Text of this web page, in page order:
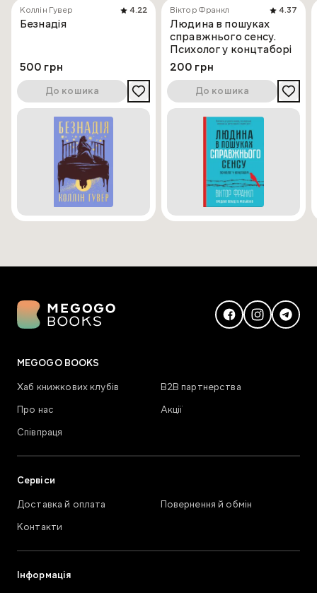
Коллін Гувер
4.22
Безнадія
500 грн
До кошика
Віктор Франкл
4.37
Людина в пошуках
справжнього сенсу.
Психолог у концтаборі
200 грн
До кошика
MEGOGO BOOKS
Хаб книжкових клубів
В2В партнерства
Про нас
Акції
Співпраця
Сервіси
Доставка й оплата
Повернення й обмін
Контакти
Інформація